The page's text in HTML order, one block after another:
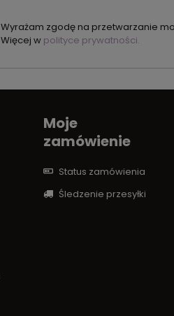
Wyrażam zgodę na przetwarzanie
Więcej w polityce prywatności.
Moje
zamówienie
Status zamówienia
Śledzenie przesyłki